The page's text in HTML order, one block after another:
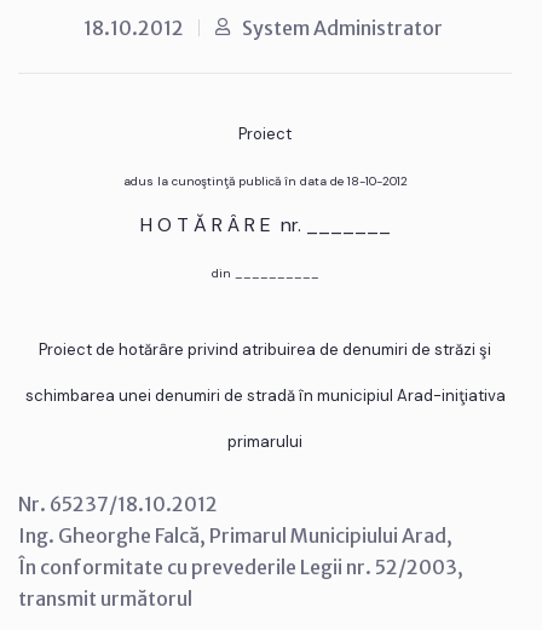
18.10.2012 System Administrator
Proiect
adus la cunoştinţă publică în data de 18-10-2012
H O T Ă R Â R E nr. _______
din __________
Proiect de hotărâre privind atribuirea de denumiri de străzi şi
schimbarea unei denumiri de stradă în municipiul Arad-iniţiativa
primarului
Nr. 65237/18.10.2012
Ing. Gheorghe Falcă, Primarul Municipiului Arad,
În conformitate cu prevederile Legii nr. 52/2003,
transmit următorul